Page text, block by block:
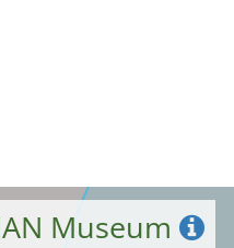
Museum